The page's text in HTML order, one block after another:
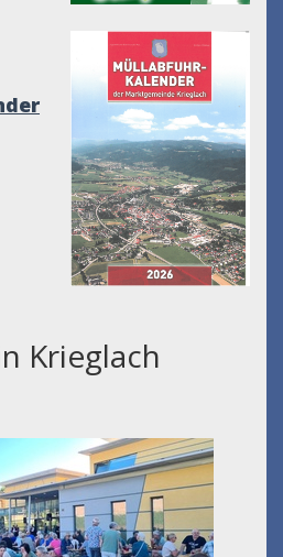
Krieglach